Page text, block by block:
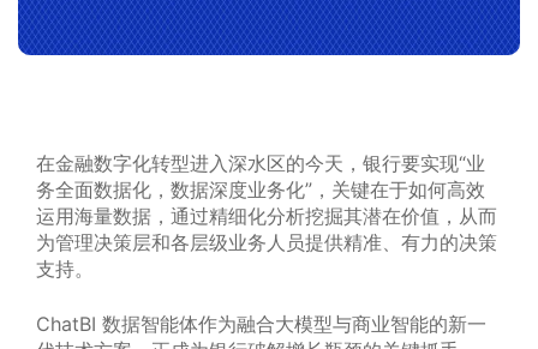
在金融数字化转型进入深水区的今天，银行要实现“业
务全面数据化，数据深度业务化”，关键在于如何高效
运用海量数据，通过精细化分析挖掘其潜在价值，从而
为管理决策层和各层级业务人员提供精准、有力的决策
支持。
ChatBI 数据智能体作为融合大模型与商业智能的新一